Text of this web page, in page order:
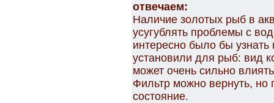
отвечаем:
Наличие золотых рыб в
усугублять проблемы с
интересно было бы
установили для рыб: вид
может очень сильно
Фильтр можно вернуть, но
состояние.